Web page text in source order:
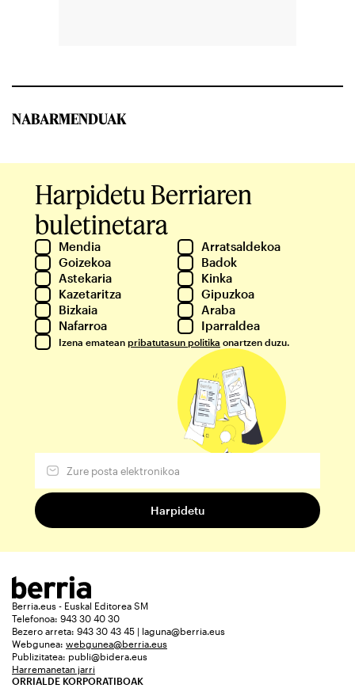
NABARMENDUAK
Harpidetu Berriaren
buletinetara
Mendia
Arratsaldekoa
Goizekoa
Badok
Astekaria
Kinka
Kazetaritza
Gipuzkoa
Bizkaia
Araba
Nafarroa
Iparraldea
Izena ematean pribatutasun politika onartzen duzu.
Berria.eus - Euskal Editorea SM
Telefonoa: 943 30 40 30
Bezero arreta: 943 30 43 45 | laguna@berria.eus
Webgunea: webgunea@berria.eus
Publizitatea: publi@bidera.eus
Harremanetan jarri
ORRIALDE KORPORATIBOAK